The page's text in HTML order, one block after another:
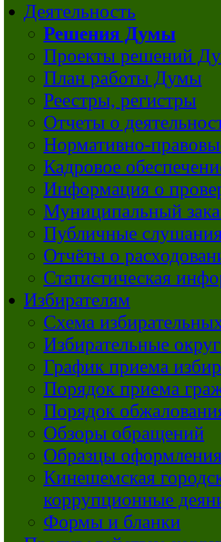
Деятельность
Решения Думы
Проекты решений
План работы Думы
Реестры, регистры
Отчеты о
Нормативно-
Кадровое
Информация о
Муниципальный
Публичные
Отчёты о
Статистическая
Избирателям
Схема
Избирательные
График приема
Порядок приема
Порядок
Обзоры обращений
Образцы
Кинешемская
коррупционные
Формы и бланки